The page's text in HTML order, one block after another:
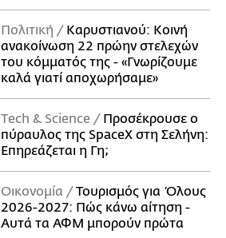
Πολιτική
Καρυστιανού: Κοινή
ανακοίνωση 22 πρώην στελεχών
του κόμματός της - «Γνωρίζουμε
καλά γιατί αποχωρήσαμε»
Τech & Science
Προσέκρουσε ο
πύραυλος της SpaceX στη Σελήνη:
Επηρεάζεται η Γη;
Οικονομία
Τουρισμός για Όλους
2026-2027: Πώς κάνω αίτηση -
Αυτά τα ΑΦΜ μπορούν πρώτα